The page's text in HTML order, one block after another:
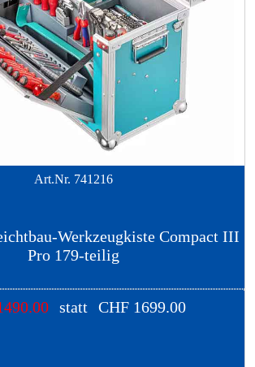
Art.Nr. 741216
Werkzeugkiste Compact III
Pro 179-teilig
statt CHF 1699.00